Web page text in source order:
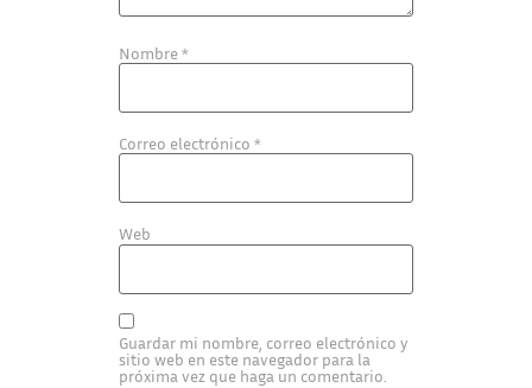
Nombre*
Correo electrónico *
Web
Guardar mi nombre, correo electrónico y
sitio web en este navegador para la
próxima vez que haga un comentario.